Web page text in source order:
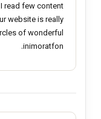
read few content
website is really
of wonderful
inimoratfon.